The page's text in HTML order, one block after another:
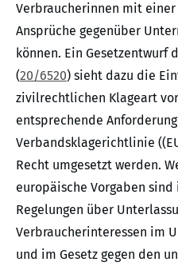
Verbraucherinnen mit
Ansprüche gegenüber
können. Ein Gesetzentwurf
(20/6520) sieht dazu die
zivilrechtlichen Klageart
entsprechende
Verbandsklagerichtlinie
Recht umgesetzt werden.
europäische Vorgaben
Regelungen über
Verbraucherinteressen im
und im Gesetz gegen den